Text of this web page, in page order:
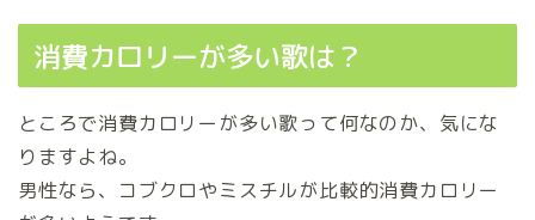
消費カロリーが多い歌は？
ところで消費カロリーが多い歌って何なのか、気にな
りますよね。
男性なら、コブクロやミスチルが比較的消費カロリー